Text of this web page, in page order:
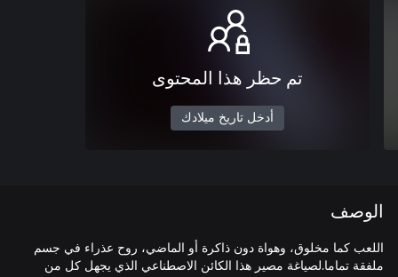
تم حظر هذا المحتوى
أدخل تاريخ ميلادك
الوصف
اللعب كما مخلوق، وهواة دون ذاكرة أو الماضي، روح عذراء في جسم
ملفقة تماما.لصياغة مصير هذا الكائن الاصطناعي الذي يجهل كل من